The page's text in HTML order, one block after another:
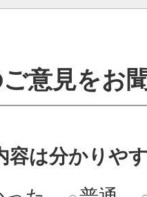
意見をお
容は分かりや